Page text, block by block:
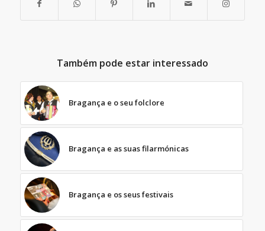
Também pode estar interessado
Bragança e o seu folclore
Bragança e as suas filarmónicas
Bragança e os seus festivais